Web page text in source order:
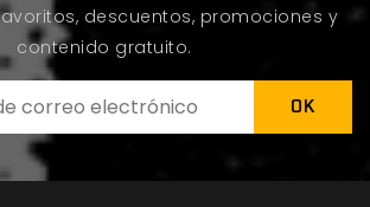
descuentos, promociones y
contenido gratuito.